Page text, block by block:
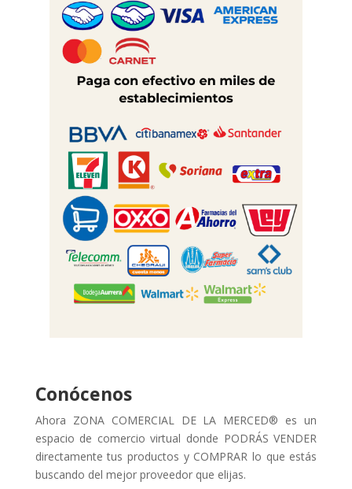
Conócenos
Ahora ZONA COMERCIAL DE LA MERCED® es un
espacio de comercio virtual donde PODRÁS VENDER
directamente tus productos y COMPRAR lo que estás
buscando del mejor proveedor que elijas.